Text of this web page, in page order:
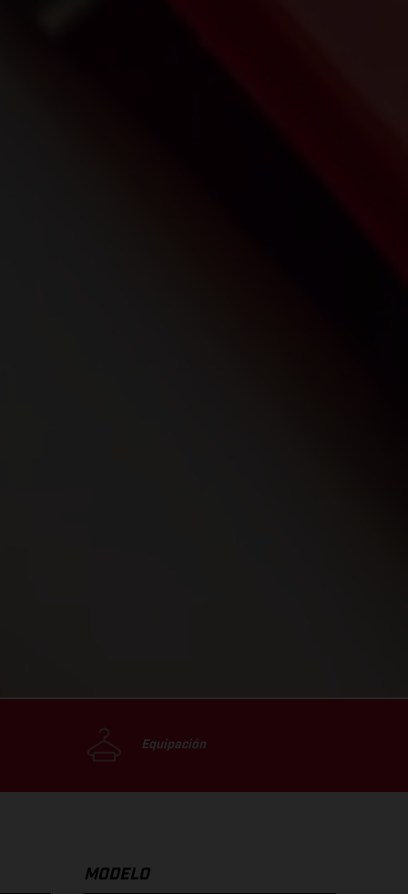
Equipación
MODELO